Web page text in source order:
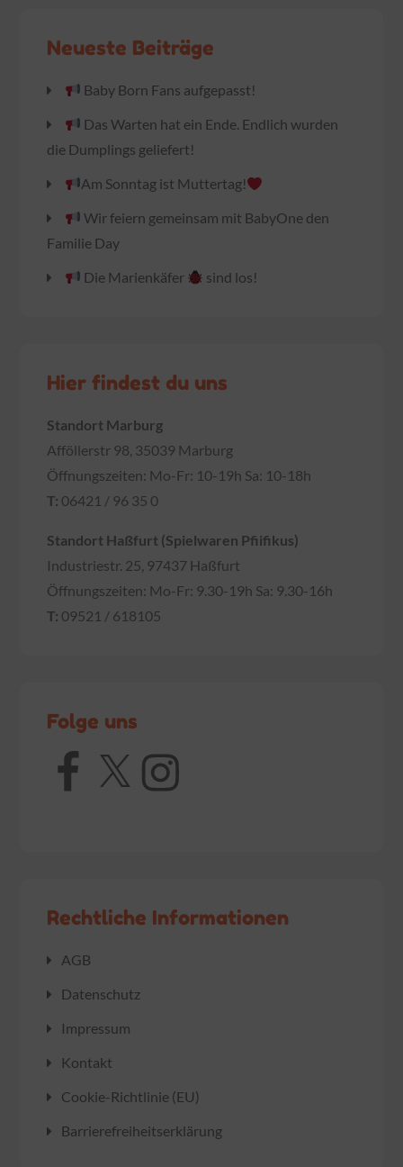
Neueste Beiträge
Baby Born Fans aufgepasst!
Das Warten hat ein Ende. Endlich wurden
die Dumplings geliefert!
Am Sonntag ist Muttertag!
Wir feiern gemeinsam mit BabyOne den
Familie Day
Die Marienkäfer
sind los!
Hier findest du uns
Standort Marburg
Afföllerstr 98, 35039 Marburg
Öffnungszeiten: Mo-Fr: 10-19h Sa: 10-18h
T: 06421 / 96 35 0
Standort Haßfurt (Spielwaren Pfiifikus)
Industriestr. 25, 97437 Haßfurt
Öffnungszeiten: Mo-Fr: 9.30-19h Sa: 9.30-16h
T: 09521 / 618105
Folge uns
Facebook
X Instagram
Rechtliche Informationen
AGB
Datenschutz
Impressum
Kontakt
Cookie-Richtlinie (EU)
Barrierefreiheitserklärung